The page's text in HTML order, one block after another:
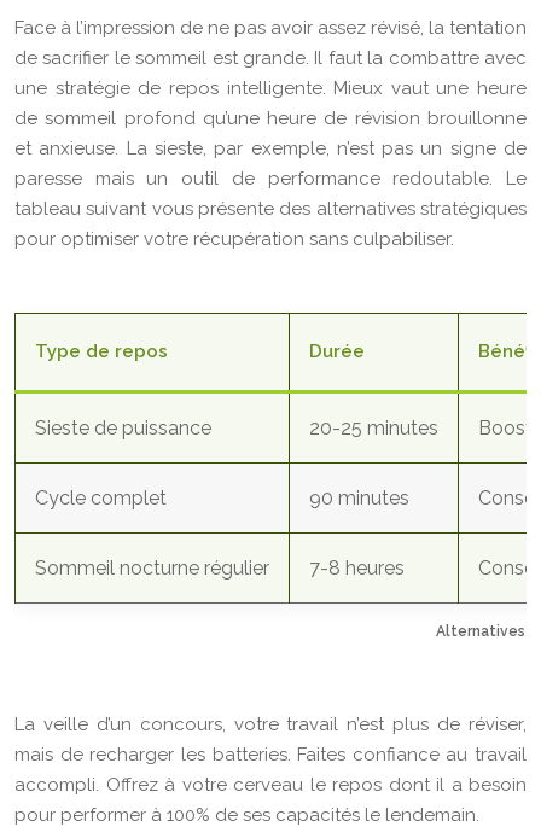
Face à l’impression de ne pas avoir assez révisé, la tentation
de sacrifier le sommeil est grande. Il faut la combattre avec
une stratégie de repos intelligente. Mieux vaut une heure
de sommeil profond qu’une heure de révision brouillonne
et anxieuse. La sieste, par exemple, n’est pas un signe de
paresse mais un outil de performance redoutable. Le
tableau suivant vous présente des alternatives stratégiques
pour optimiser votre récupération sans culpabiliser.
Alternatives
Type de repos Durée
Sieste de puissance 20-25 minutes Boost
Cycle complet 90 minutes
Sommeil nocturne régulier 7-8 heures
La veille d’un concours, votre travail n’est plus de réviser,
mais de recharger les batteries. Faites confiance au travail
accompli. Offrez à votre cerveau le repos dont il a besoin
pour performer à 100% de ses capacités le lendemain.